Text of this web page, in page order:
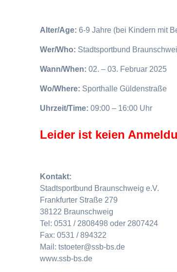
Alter/Age:6-9 Jahre (bei Kindern mit
Wer/Who: Stadtsportbund
Wann/When:02. – 03. Februar 2025
Wo/Where: Sporthalle Güldenstraße
Uhrzeit/Time:09:00 – 16:00 Uhr
Leider ist keien
Kontakt:
Stadtsportbund Braunschweig e.V.
Frankfurter Straße 279
38122 Braunschweig
Tel: 0531 / 2808498 oder 2807424
Fax: 0531 / 894322
Mail: tstoeter@ssb-bs.de
www.ssb-bs.de